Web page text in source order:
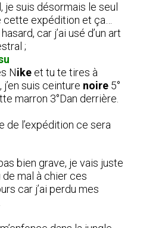
je suis désormais le seul
expédition et ça…
car j’ai usé d’un art
;
Nike et tu te tires à
suis ceinture noire 5°
marron 3°Dan derrière.
de l’expédition ce sera
bien grave, je vais juste
de mal à chier ces
car j’ai perdu mes